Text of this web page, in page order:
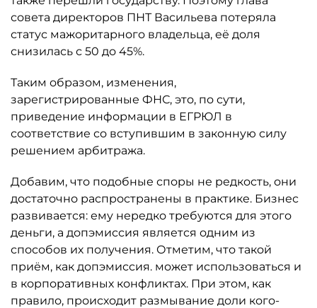
совета директоров ПНТ Васильева потеряла
статус мажоритарного владельца, её доля
снизилась с 50 до 45%.
Таким образом, изменения,
зарегистрированные ФНС, это, по сути,
приведение информации в ЕГРЮЛ в
соответствие со вступившим в законную силу
решением арбитража.
Добавим, что подобные споры не редкость, они
достаточно распространены в практике. Бизнес
развивается: ему нередко требуются для этого
деньги, а допэмиссия является одним из
способов их получения. Отметим, что такой
приём, как допэмиссия. может использоваться и
в корпоративных конфликтах. При этом, как
правило, происходит размывание доли кого-